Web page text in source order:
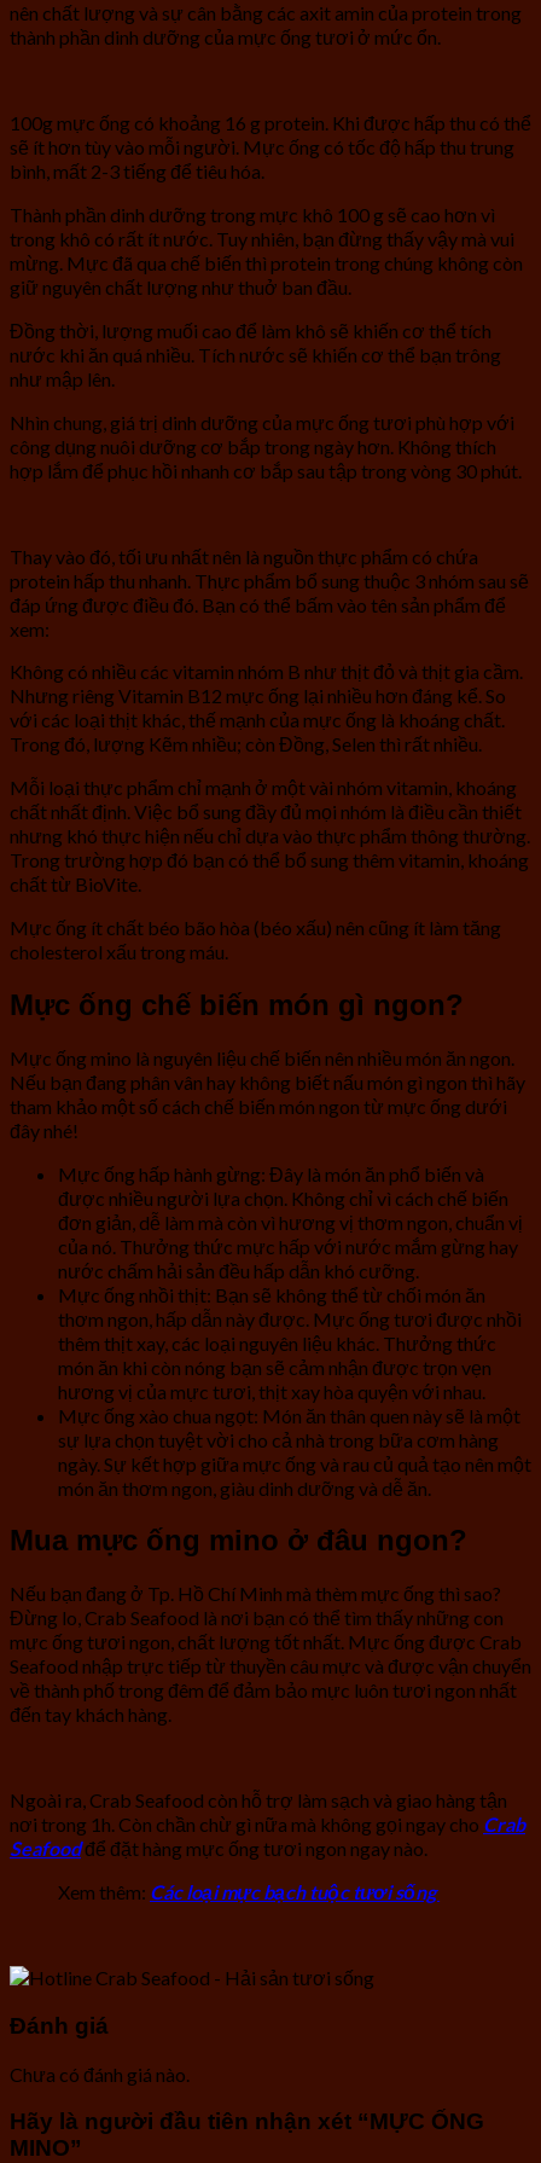
nên chất lượng và sự cân bằng các axit amin của protein trong
thành phần dinh dưỡng của mực ống tươi ở mức ổn.
100g mực ống có khoảng 16 g protein. Khi được hấp thu có thể
sẽ ít hơn tùy vào mỗi người. Mực ống có tốc độ hấp thu trung
bình, mất 2-3 tiếng để tiêu hóa.
Thành phần dinh dưỡng trong mực khô 100 g sẽ cao hơn vì
trong khô có rất ít nước. Tuy nhiên, bạn đừng thấy vậy mà vui
mừng. Mực đã qua chế biến thì protein trong chúng không còn
giữ nguyên chất lượng như thuở ban đầu.
Đồng thời, lượng muối cao để làm khô sẽ khiến cơ thể tích
nước khi ăn quá nhiều. Tích nước sẽ khiến cơ thể bạn trông
như mập lên.
Nhìn chung, giá trị dinh dưỡng của mực ống tươi phù hợp với
công dụng nuôi dưỡng cơ bắp trong ngày hơn. Không thích
hợp lắm để phục hồi nhanh cơ bắp sau tập trong vòng 30 phút.
Thay vào đó, tối ưu nhất nên là nguồn thực phẩm có chứa
protein hấp thu nhanh. Thực phẩm bổ sung thuộc 3 nhóm sau sẽ
đáp ứng được điều đó. Bạn có thể bấm vào tên sản phẩm để
xem:
Không có nhiều các vitamin nhóm B như thịt đỏ và thịt gia cầm.
Nhưng riêng Vitamin B12 mực ống lại nhiều hơn đáng kể. So
với các loại thịt khác, thế mạnh của mực ống là khoáng chất.
Trong đó, lượng Kẽm nhiều; còn Đồng, Selen thì rất nhiều.
Mỗi loại thực phẩm chỉ mạnh ở một vài nhóm vitamin, khoáng
chất nhất định. Việc bổ sung đầy đủ mọi nhóm là điều cần thiết
nhưng khó thực hiện nếu chỉ dựa vào thực phẩm thông thường.
Trong trường hợp đó bạn có thể bổ sung thêm vitamin, khoáng
chất từ BioVite.
Mực ống ít chất béo bão hòa (béo xấu) nên cũng ít làm tăng
cholesterol xấu trong máu.
Mực ống chế biến món gì ngon?
Mực ống mino là nguyên liệu chế biến nên nhiều món ăn ngon.
Nếu bạn đang phân vân hay không biết nấu món gì ngon thì hãy
tham khảo một số cách chế biến món ngon từ mực ống dưới
đây nhé!
Mực ống hấp hành gừng: Đây là món ăn phổ biến và
được nhiều người lựa chọn. Không chỉ vì cách chế biến
đơn giản, dễ làm mà còn vì hương vị thơm ngon, chuẩn vị
của nó. Thưởng thức mực hấp với nước mắm gừng hay
nước chấm hải sản đều hấp dẫn khó cưỡng.
Mực ống nhồi thịt: Bạn sẽ không thể từ chối món ăn
thơm ngon, hấp dẫn này được. Mực ống tươi được nhồi
thêm thịt xay, các loại nguyên liệu khác. Thưởng thức
món ăn khi còn nóng bạn sẽ cảm nhận được trọn vẹn
hương vị của mực tươi, thịt xay hòa quyện với nhau.
Mực ống xào chua ngọt: Món ăn thân quen này sẽ là một
sự lựa chọn tuyệt vời cho cả nhà trong bữa cơm hàng
ngày. Sự kết hợp giữa mực ống và rau củ quả tạo nên một
món ăn thơm ngon, giàu dinh dưỡng và dễ ăn.
Mua mực ống mino ở đâu ngon?
Nếu bạn đang ở Tp. Hồ Chí Minh mà thèm mực ống thì sao?
Đừng lo, Crab Seafood là nơi bạn có thể tìm thấy những con
mực ống tươi ngon, chất lượng tốt nhất. Mực ống được Crab
Seafood nhập trực tiếp từ thuyền câu mực và được vận chuyển
về thành phố trong đêm để đảm bảo mực luôn tươi ngon nhất
đến tay khách hàng.
Ngoài ra, Crab Seafood còn hỗ trợ làm sạch và giao hàng tận
nơi trong 1h. Còn chần chừ gì nữa mà không gọi ngay cho Crab
Seafoodđể đặt hàng mực ống tươi ngon ngay nào.
Xem thêm: Các loại mực bạch tuộc tươi sống
Đánh giá
Chưa có đánh giá nào.
Hãy là người đầu tiên nhận xét “MỰC ỐNG
MINO”